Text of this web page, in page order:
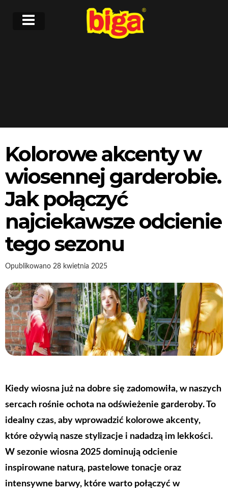
Kolorowe akcenty w
wiosennej garderobie.
Jak połączyć
najciekawsze odcienie
tego sezonu
Opublikowano 28 kwietnia 2025
Kiedy wiosna już na dobre się zadomowiła, w naszych
sercach rośnie ochota na odświeżenie garderoby. To
idealny czas, aby wprowadzić kolorowe akcenty,
które ożywią nasze stylizacje i nadadzą im lekkości.
W sezonie wiosna 2025 dominują odcienie
inspirowane naturą, pastelowe tonacje oraz
intensywne barwy, które warto połączyć w